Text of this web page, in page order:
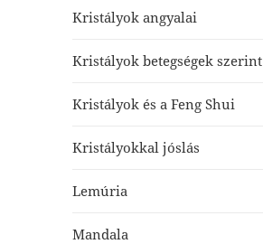
Kristályok angyalai
Kristályok betegségek szerint
Kristályok és a Feng Shui
Kristályokkal jóslás
Lemúria
Mandala